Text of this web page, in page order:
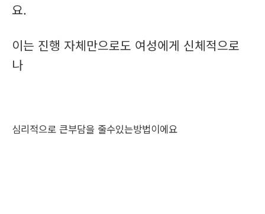
요.
이는 진행 자체만으로도 여성에게 신체적으로
나
심리적으로 큰부담을 줄수있는방법이에요